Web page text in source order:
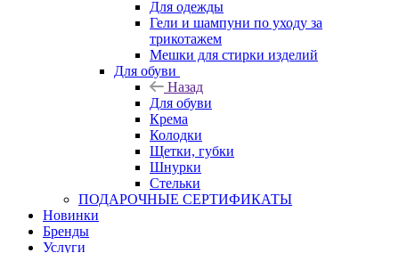
Для одежды
Гели и шампуни по уходу за
трикотажем
Мешки для стирки изделий
Для обуви
Назад
Для обуви
Крема
Колодки
Щетки, губки
Шнурки
Стельки
ПОДАРОЧНЫЕ СЕРТИФИКАТЫ
Новинки
Бренды
Услуги